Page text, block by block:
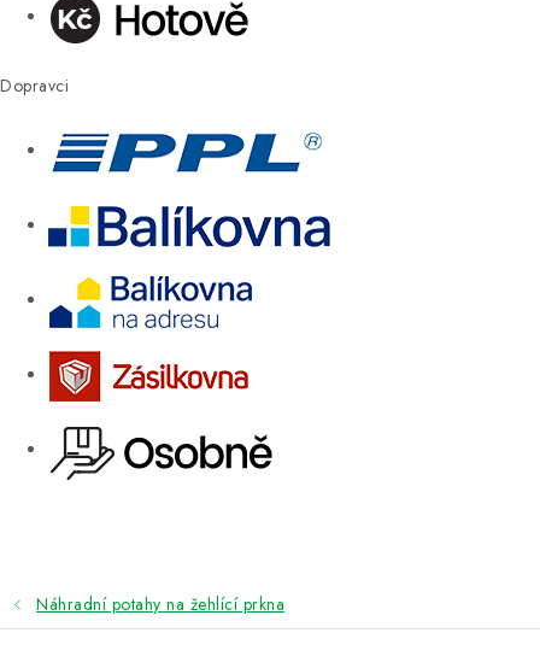
Dopravci
Náhradní potahy na žehlící prkna